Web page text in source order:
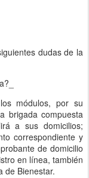
dudas de la
módulos, por su
brigada compuesta
a sus domicilios;
correspondiente y
de domicilio
en línea, también
de Bienestar.